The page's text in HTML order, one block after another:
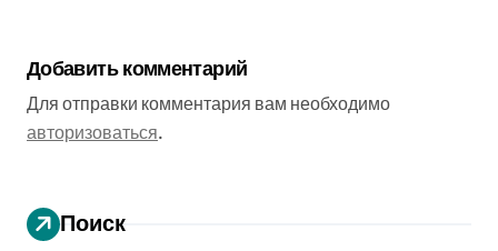
Добавить комментарий
Для отправки комментария вам необходимо
авторизоваться.
Поиск